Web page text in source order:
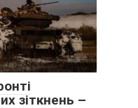
зіткнень –